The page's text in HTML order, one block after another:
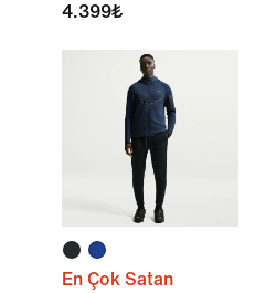
4.399₺
En Çok Satan